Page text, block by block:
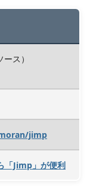
ス）
jimp
「Jimp」が便利